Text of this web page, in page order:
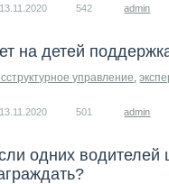
13.11.2020 542 admin
на детей
управление,
13.11.2020 501 admin
одних